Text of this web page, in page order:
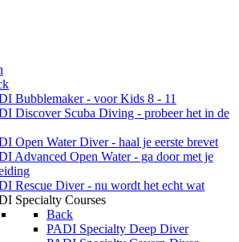
Bubblemaker - voor Kids 8 - 11
Discover Scuba Diving - probeer het in de
Open Water Diver - haal je eerste brevet
Advanced Open Water - ga door met je
Rescue Diver - nu wordt het echt wat
Specialty Courses
Back
PADI Specialty Deep Diver